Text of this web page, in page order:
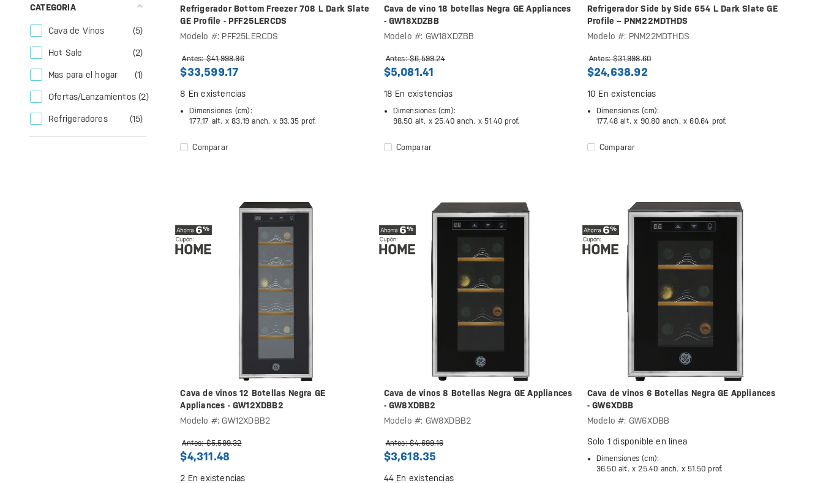
CATEGORIA
Cava de Vinos (5)
Hot Sale (2)
Mas para el hogar (1)
Ofertas/Lanzamientos(2)
Refrigeradores (15)
Refrigerador Bottom Freezer 708 L Dark Slate
GE Profile - PFF25LERCDS
Modelo #: PFF25LERCDS
Antes: $41,998.96
$33,599.17
8 En existencias
Dimensiones (cm):
177.17 alt. x83.19 anch. x 93.35 prof.
Comparar
Cava de vino 18 botellas Negra GE Appliances
- GW18XDZBB
Modelo #: GW18XDZBB
Antes: $6,599.24
$5,081.41
18 En existencias
Dimensiones (cm):
98.50 alt. x25.40 anch. x 51.40 prof.
Comparar
Refrigerador Side by Side 654 L Dark Slate GE
Profile – PNM22MDTHDS
Modelo #: PNM22MDTHDS
Antes: $31,998.60
$24,638.92
10 En existencias
Dimensiones (cm):
177.48 alt. x 90.80 anch. x60.64 prof.
Comparar
Cava de vinos 12 Botellas Negra GE
Appliances - GW12XDBB2
Modelo #: GW12XDBB2
Antes: $5,599.32
$4,311.48
2 En existencias
Cava de vinos 8 Botellas Negra GE Appliances
- GW8XDBB2
Modelo #: GW8XDBB2
Antes: $4,699.16
$3,618.35
44 En existencias
Cava de vinos 6 Botellas Negra GE Appliances
- GW6XDBB
Modelo #: GW6XDBB
Solo 1 disponible en línea
Dimensiones (cm):
36.50 alt. x25.40 anch. x 51.50 prof.